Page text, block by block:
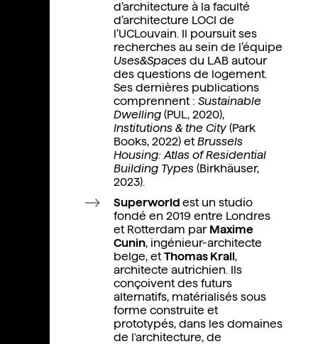
d’architecture à la faculté
d’architecture LOCI de
l’UCLouvain. Il poursuit ses
recherches au sein de l’équipe
Uses&Spaces du LAB autour
des questions de logement.
Ses dernières publications
comprennent : Sustainable
Dwelling (PUL, 2020),
Institutions & the City (Park
Books, 2022) et Brussels
Housing: Atlas of Residential
Building Types (Birkhäuser,
2023).
Superworld est un studio
fondé en 2019 entre Londres
et Rotterdam par Maxime
Cunin, ingénieur-architecte
belge, et Thomas Krall,
architecte autrichien. Ils
conçoivent des futurs
alternatifs, matérialisés sous
forme construite et
prototypés, dans les domaines
de l'architecture, de